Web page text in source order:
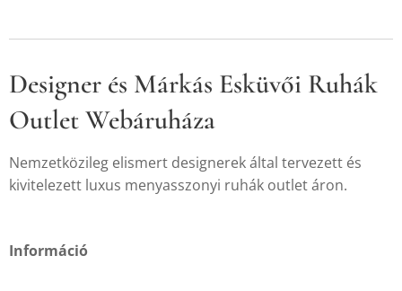
Designer és Márkás Esküvői Ruhák
Outlet Webáruháza
Nemzetközileg elismert designerek által tervezett és
kivitelezett luxus menyasszonyi ruhák outlet áron.
Információ